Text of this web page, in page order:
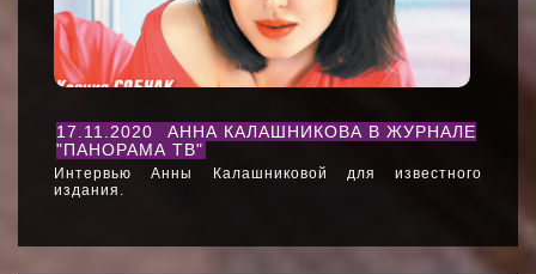
17.11.2020
АННА КАЛАШНИКОВА В ЖУРНАЛЕ
"ПАНОРАМА ТВ"
Интервью Анны Калашниковой для известного
издания.